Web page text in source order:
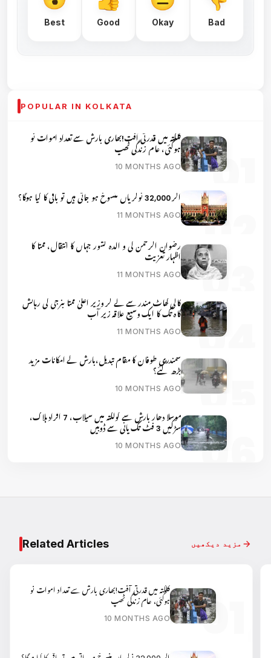
Best Good Okay Bad
POPULAR IN KOLKATA
کلکتہ میں قدرتی آفت!بھاری بارش سے تعداد اموات نو
ہوگئی، عام زندگی ٹھپ
10 MONTHS AGO
اگر 32,000 نوکریاں منسوخ ہو جاتی ہیں تو باقی کا کیا ہوگا؟
11 MONTHS AGO
رضوان الرحمن کی و الدہ کشور جہاں کا انتقال، ممتا کا
اظہار تعزیت
11 MONTHS AGO
کالی گھاٹ مندر سے لے کر وزیر اعلیٰ ممتا بنرجی کی رہائش
گاہ تک کا ایک وسیع علاقہ زیر آب
11 MONTHS AGO
سمندری طوفان کا مقام تبدیل،بارش کے امکانات مزید
بڑھ گئے؟
10 MONTHS AGO
موسلا دھار بارش سے کولکتہ میں سیلاب، 7 افراد ہلاک،
سڑکیں 3 فٹ تک پانی سے ڈوبیں
10 MONTHS AGO
Related Articles مزید دیکھیں
کلکتہ میں قدرتی آفت!بھاری بارش سے تعداد اموات نو
ہوگئی، عام زندگی ٹھپ
10 MONTHS AGO